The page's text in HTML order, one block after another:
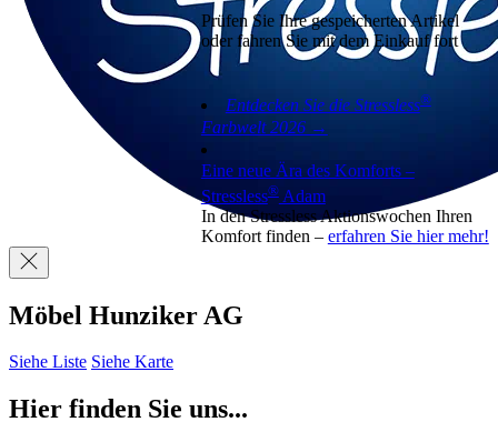
Prüfen Sie Ihre gespeicherten Artikel
oder fahren Sie mit dem Einkauf fort
Entdecken Sie die Stressless®
Farbwelt 2026 →
Eine neue Ära des Komforts –
Stressless®Adam
In den Stressless Aktionswochen Ihren
Komfort finden – erfahren Sie hier mehr!
Möbel Hunziker AG
Siehe Liste Siehe Karte
Hier finden Sie uns...